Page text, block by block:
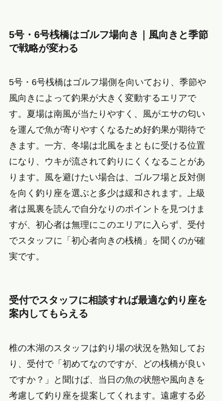
5号・6号桟橋はゴルフ場向き｜風向きと季節
で戦略が変わる
5号・6号桟橋はゴルフ場側を向いており、季節や
風向きによって釣果が大きく変動するエリアで
す。夏場は南風が当たりやすく、風がエサの匂い
を運んで魚が寄りやすくなるため好釣果が期待で
きます。一方、冬場は北風をまともに受ける位置
になり、ウキが流されて釣りにくくなることがあ
ります。風を避けたい場合は、ゴルフ場と反対側
を向く釣り座を選ぶと多少は緩和されます。上級
者は風裏を読んで自分なりのポイントを見つけま
すが、初心者は無理にこのエリアに入らず、受付
でスタッフに「初心者向きの桟橋」を聞くのが確
実です。
受付でスタッフに相談すれば最適な釣り座を
案内してもらえる
椎の木湖のスタッフは釣り場の状況を熟知してお
り、受付で「初めてなのですが、どの桟橋が良い
ですか？」と聞けば、当日の魚の状態や風向きを
考慮して釣り座を提案してくれます。遠慮する必